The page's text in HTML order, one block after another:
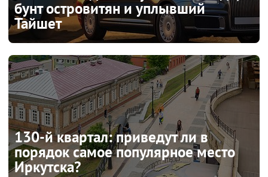
бунт островитян и уплывший
Тайшет
130-й квартал: приведут ли в
порядок самое популярное место
Иркутска?